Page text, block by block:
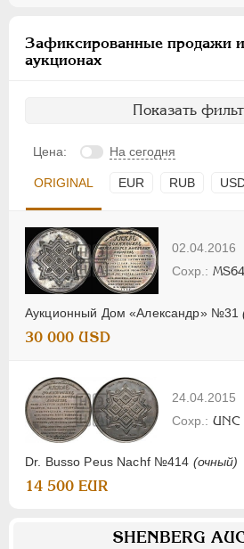
Зафиксированные продажи
аукционах
Показать
Цена: На сегодня
ORIGINAL EUR RUB
02.04.2016
Аукционный Дом «Александр» №31
MS64
30 000 USD
24.04.2015
Dr. Busso Peus Nachf №414 (очный)
UNC
14 500 EUR
SHENBERG